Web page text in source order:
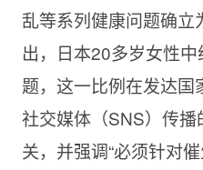
乱等系列健康问题确立
出，日本20多岁女性
题，这一比例在发达国
社交媒体（SNS）传
关，并强调“必须针对